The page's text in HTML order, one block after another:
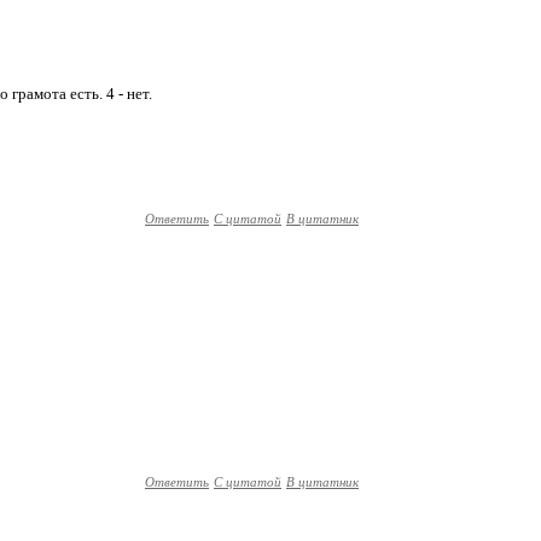
есть. 4 - нет.
Ответить С цитатой В цитатник
Ответить С цитатой В цитатник